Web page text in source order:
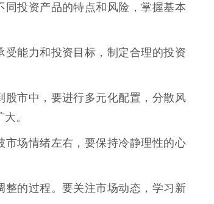
投资产品的特点和风险，掌握基本
能力和投资目标，制定合理的投资
市中，要进行多元化配置，分散风
。
场情绪左右，要保持冷静理性的心
的过程。要关注市场动态，学习新